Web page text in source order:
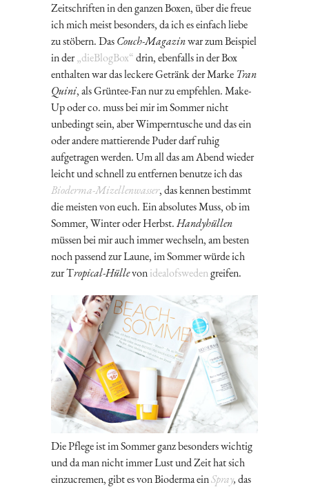
Zeitschriften in den ganzen Boxen, über die freue
ich mich meist besonders, da ich es einfach liebe
zu stöbern. DasCouch-Magazinwar zum Beispiel
in der„dieBlogBox“drin, ebenfalls in der Box
enthalten war das leckere Getränk der Marke Tran
Quini, als Grüntee-Fan nur zu empfehlen. Make-
Up oder co. muss bei mir im Sommer nicht
unbedingt sein, aber Wimperntusche und das ein
oder andere mattierende Puder darf ruhig
aufgetragen werden. Um all das am Abend wieder
leicht und schnell zu entfernen benutze ich das
Bioderma-Mizellenwasser, das kennen bestimmt
die meisten von euch. Ein absolutes Muss, ob im
Sommer, Winter oder Herbst.Handyhüllen
müssen bei mir auch immer wechseln, am besten
noch passend zur Laune, im Sommer würde ich
zur Tropical-Hüllevonidealofswedengreifen.
Die Pflege ist im Sommer ganz besonders wichtig
und da man nicht immer Lust und Zeit hat sich
einzucremen, gibt es von Bioderma einSpray,das